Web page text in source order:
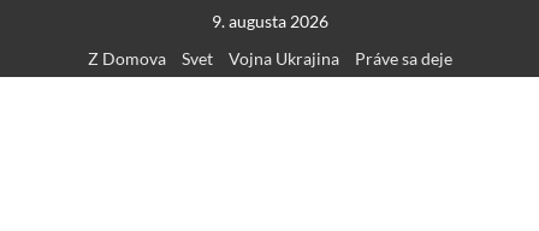
content
9. augusta 2026
Z Domova
Svet Vojna Ukrajina Práve sa deje